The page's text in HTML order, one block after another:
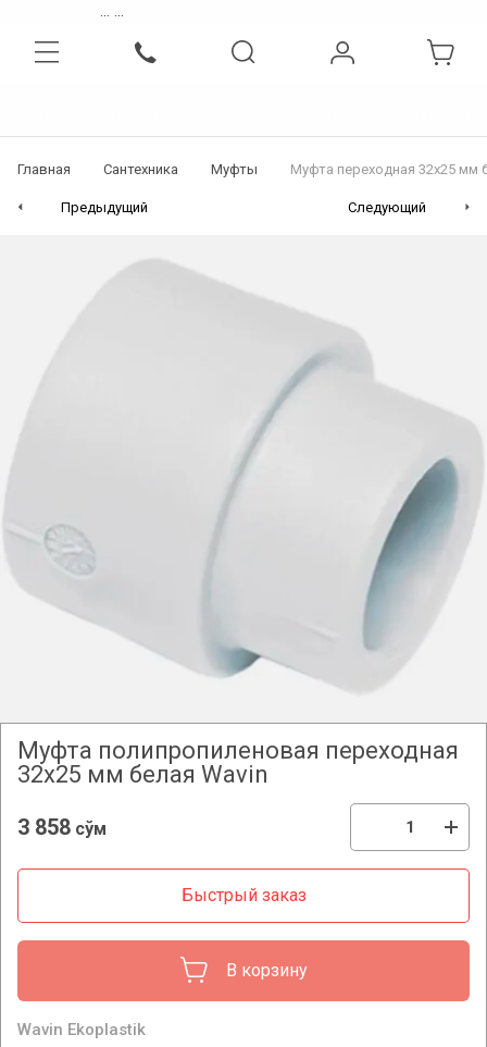
... ...
Главная Сантехника Муфты Муфта переходная 32х25 мм
Предыдущий Следующий
Муфта полипропиленовая переходная
32х25 мм белая Wavin
3 858 сўм
В корзину
Быстрый заказ
Wavin Ekoplastik